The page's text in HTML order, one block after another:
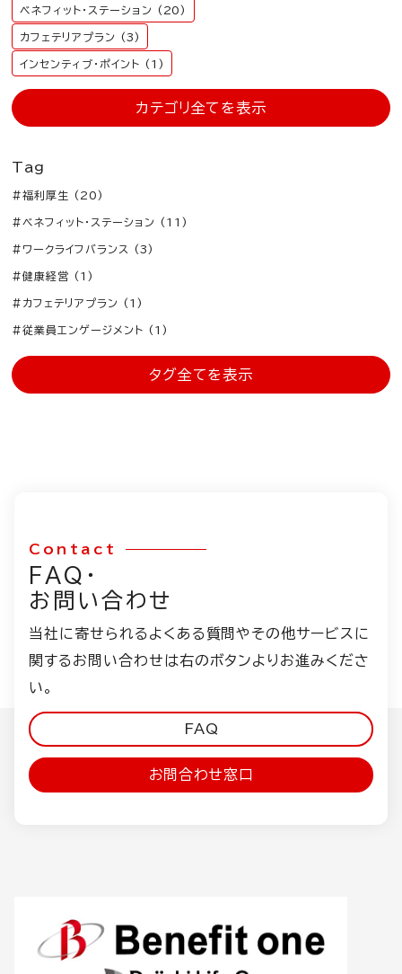
ベネフィット・ステーション (20)
カフェテリアプラン (3)
インセンティブ・ポイント (1)
カテゴリ全てを表示
Tag
#福利厚生 (20)
#ベネフィット・ステーション (11)
#ワークライフバランス (3)
#健康経営 (1)
#カフェテリアプラン (1)
#従業員エンゲージメント (1)
タグ全てを表示
Contact
FAQ・
お問い合わせ
当社に寄せられるよくある質問やその他サービスに
関するお問い合わせは右のボタンよりお進みくださ
い。
FAQ
お問合わせ窓口